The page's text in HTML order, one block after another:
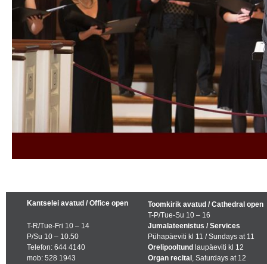
Kantselei avatud / Office open
T-R/Tue-Fri 10 – 14
P/Su 10 – 10.50
Telefon: 644 4140
mob: 528 1943
Toomkirik avatud / Cathedral open
T-P/Tue-Su 10 – 16
Jumalateenistus / Services
Pühapäeviti kl 11 / Sundays at 11
Orelipooltund laupäeviti kl 12
Organ recital , Saturdays at 12